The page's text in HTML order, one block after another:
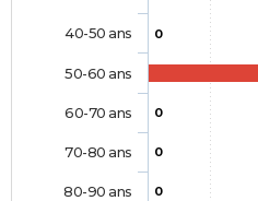
0
0
0
0
40-50 ans
50-60 ans
60-70 ans
70-80 ans
80-90 ans